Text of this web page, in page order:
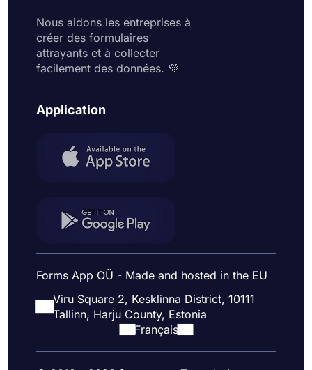
Nous aidons les entreprises à
créer des formulaires
attrayants et à collecter
facilement des données. 💜
Application
Forms App OÜ - Made and hosted in the EU
Viru Square 2, Kesklinna District, 10111
Tallinn, Harju County, Estonia
Français